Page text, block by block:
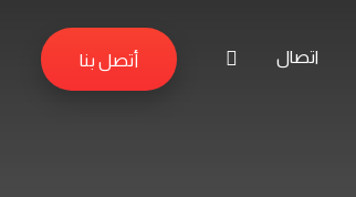
أتصل بنا اتصال